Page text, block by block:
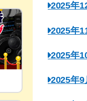
2025年
2025年
2025年
2025年9